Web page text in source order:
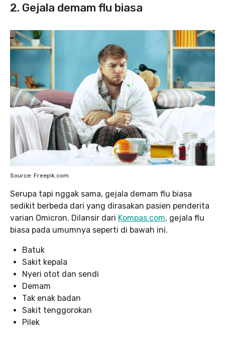
2. Gejala demam flu biasa
Source: Freepik.com
Serupa tapi nggak sama, gejala demam flu biasa
sedikit berbeda dari yang dirasakan pasien penderita
varian Omicron. Dilansir dari Kompas.com, gejala flu
biasa pada umumnya seperti di bawah ini.
Batuk
Sakit kepala
Nyeri otot dan sendi
Demam
Tak enak badan
Sakit tenggorokan
Pilek